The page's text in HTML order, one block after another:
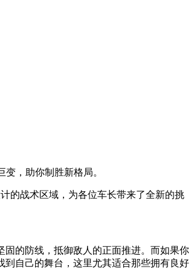
，助你制胜新格局。
的战术区域，为各位车长带来了全新的挑
的防线，抵御敌人的正面推进。而如果你
自己的舞台，这里尤其适合那些拥有良好